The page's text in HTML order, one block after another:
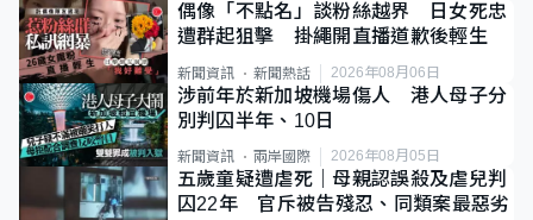
偶像「不點名」談粉絲越界 日女死忠
遭群起狙擊 掛繩開直播道歉後輕生
新聞資訊 新聞熱話 2026年08月06日
涉前年於新加坡機場傷人 港人母子分
別判囚半年、10日
新聞資訊 兩岸國際 2026年08月05日
五歲童疑遭虐死｜母親認誤殺及虐兒判
囚22年 官斥被告殘忍、同類案最惡劣